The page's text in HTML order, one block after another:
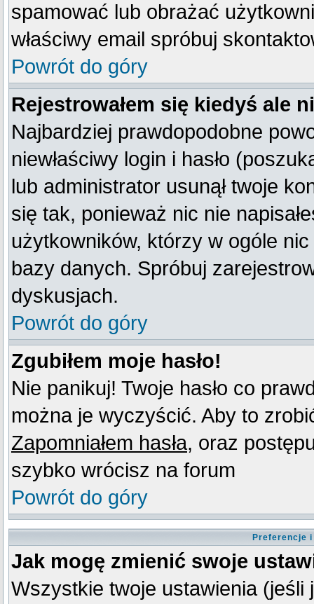
spamować lub obrażać
właściwy email spróbuj
Powrót do góry
Rejestrowałem się kiedyś ale
Najbardziej prawdopodobne
niewłaściwy login i hasło
lub administrator usunął twoje
się tak, ponieważ nic nie
użytkowników, którzy w ogóle
bazy danych. Spróbuj
dyskusjach.
Powrót do góry
Zgubiłem moje hasło!
Nie panikuj! Twoje hasło co
można je wyczyścić. Aby to
Zapomniałem hasła, oraz
szybko wrócisz na forum
Powrót do góry
Preferencje
Jak mogę zmienić swoje
Wszystkie twoje ustawienia